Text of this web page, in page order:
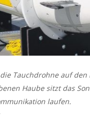
Tauchdrohne auf den
Haube sitzt das
laufen.